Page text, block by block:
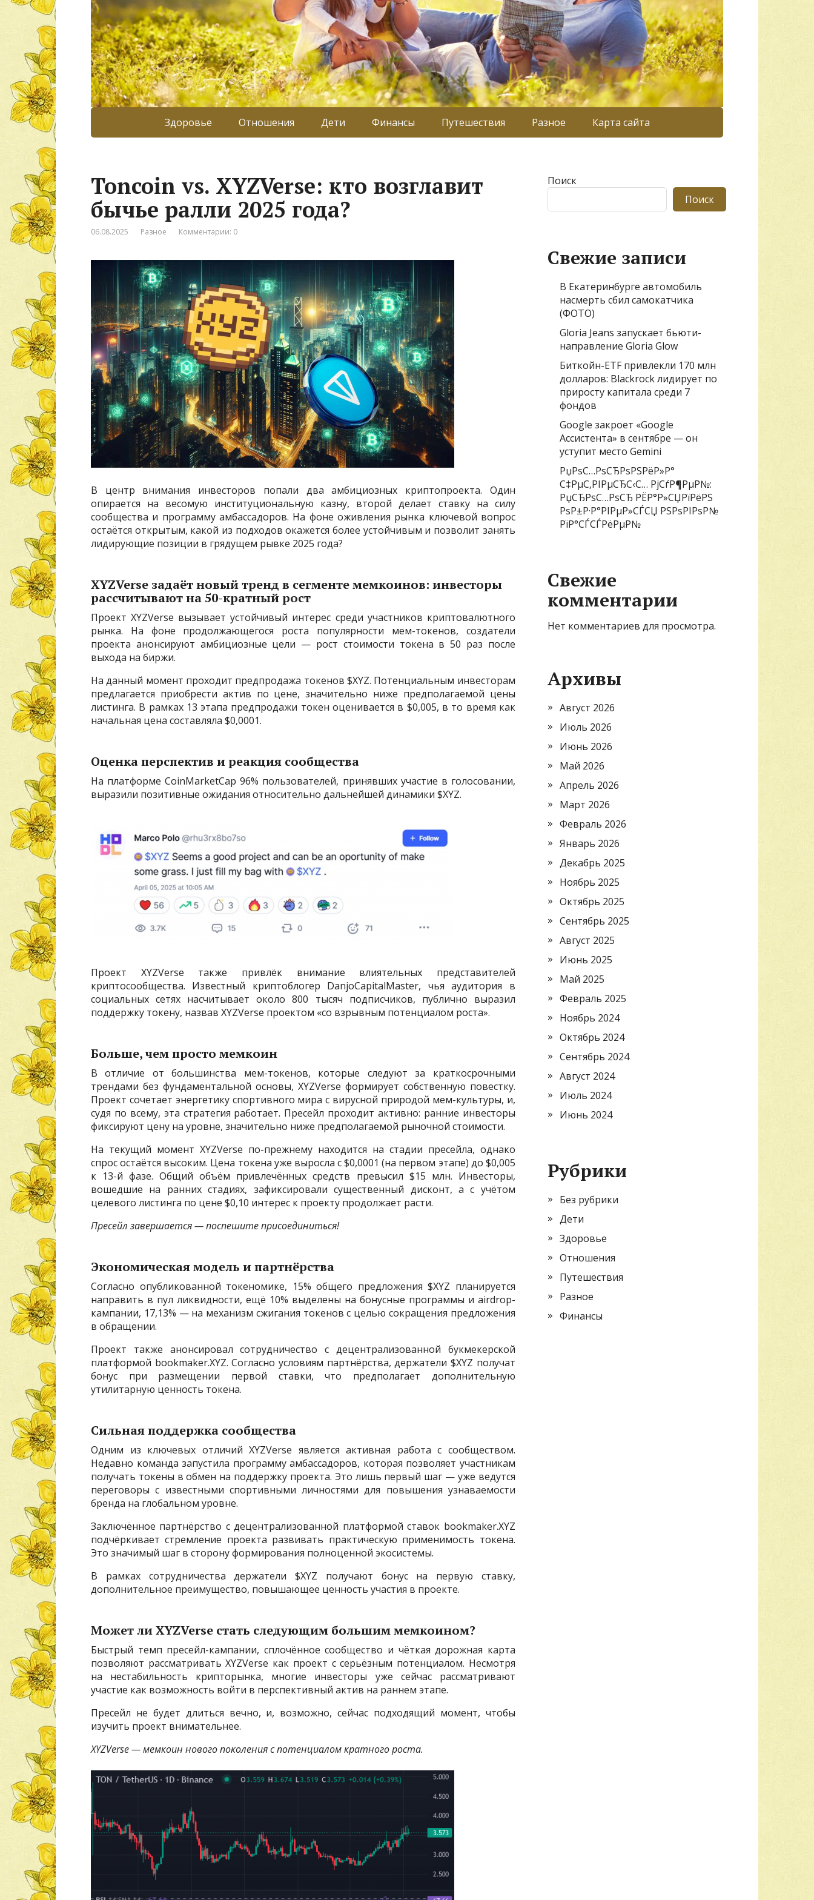
Здоровье Отношения Дети Финансы Путешествия Разное Карта сайта
Toncoin vs. XYZVerse: кто возглавит
бычье ралли 2025 года?
06.08.2025 Разное Комментарии: 0
В центр внимания инвесторов попали два амбициозных криптопроекта. Один
опирается на весомую институциональную казну, второй делает ставку на силу
сообщества и программу амбассадоров. На фоне оживления рынка ключевой вопрос
остаётся открытым, какой из подходов окажется более устойчивым и позволит занять
лидирующие позиции в грядущем рывке 2025 года?
XYZVerse задаёт новый тренд в сегменте мемкоинов: инвесторы
рассчитывают на 50-кратный рост
Проект XYZVerse вызывает устойчивый интерес среди участников криптовалютного
рынка. На фоне продолжающегося роста популярности мем-токенов, создатели
проекта анонсируют амбициозные цели — рост стоимости токена в 50 раз после
выхода на биржи.
На данный момент проходит предпродажа токенов $XYZ. Потенциальным инвесторам
предлагается приобрести актив по цене, значительно ниже предполагаемой цены
листинга. В рамках 13 этапа предпродажи токен оценивается в $0,005, в то время как
начальная цена составляла $0,0001.
Оценка перспектив и реакция сообщества
На платформе CoinMarketCap 96% пользователей, принявших участие в голосовании,
выразили позитивные ожидания относительно дальнейшей динамики $XYZ.
Проект XYZVerse также привлёк внимание влиятельных представителей
криптосообщества. Известный криптоблогер DanjoCapitalMaster, чья аудитория в
социальных сетях насчитывает около 800 тысяч подписчиков, публично выразил
поддержку токену, назвав XYZVerse проектом «со взрывным потенциалом роста».
Больше, чем просто мемкоин
В отличие от большинства мем-токенов, которые следуют за краткосрочными
трендами без фундаментальной основы, XYZVerse формирует собственную повестку.
Проект сочетает энергетику спортивного мира с вирусной природой мем-культуры, и,
судя по всему, эта стратегия работает. Пресейл проходит активно: ранние инвесторы
фиксируют цену на уровне, значительно ниже предполагаемой рыночной стоимости.
На текущий момент XYZVerse по-прежнему находится на стадии пресейла, однако
спрос остаётся высоким. Цена токена уже выросла с $0,0001 (на первом этапе) до $0,005
к 13-й фазе. Общий объём привлечённых средств превысил $15 млн. Инвесторы,
вошедшие на ранних стадиях, зафиксировали существенный дисконт, а с учётом
целевого листинга по цене $0,10 интерес к проекту продолжает расти.
Пресейл завершается — поспешите присоединиться!
Экономическая модель и партнёрства
Согласно опубликованной токеномике, 15% общего предложения $XYZ планируется
направить в пул ликвидности, ещё 10% выделены на бонусные программы и airdrop-
кампании, 17,13% — на механизм сжигания токенов с целью сокращения предложения
в обращении.
Проект также анонсировал сотрудничество с децентрализованной букмекерской
платформой bookmaker.XYZ. Согласно условиям партнёрства, держатели $XYZ получат
бонус при размещении первой ставки, что предполагает дополнительную
утилитарную ценность токена.
Сильная поддержка сообщества
Одним из ключевых отличий XYZVerse является активная работа с сообществом.
Недавно команда запустила программу амбассадоров, которая позволяет участникам
получать токены в обмен на поддержку проекта. Это лишь первый шаг — уже ведутся
переговоры с известными спортивными личностями для повышения узнаваемости
бренда на глобальном уровне.
Заключённое партнёрство с децентрализованной платформой ставок bookmaker.XYZ
подчёркивает стремление проекта развивать практическую применимость токена.
Это значимый шаг в сторону формирования полноценной экосистемы.
В рамках сотрудничества держатели $XYZ получают бонус на первую ставку,
дополнительное преимущество, повышающее ценность участия в проекте.
Может ли XYZVerse стать следующим большим мемкоином?
Быстрый темп пресейл-кампании, сплочённое сообщество и чёткая дорожная карта
позволяют рассматривать XYZVerse как проект с серьёзным потенциалом. Несмотря
на нестабильность крипторынка, многие инвесторы уже сейчас рассматривают
участие как возможность войти в перспективный актив на раннем этапе.
Пресейл не будет длиться вечно, и, возможно, сейчас подходящий момент, чтобы
изучить проект внимательнее.
XYZVerse — мемкоин нового поколения с потенциалом кратного роста.
Поиск
Поиск
Свежие записи
В Екатеринбурге автомобиль
насмерть сбил самокатчика
(ФОТО)
Gloria Jeans запускает бьюти-
направление Gloria Glow
Биткойн-ETF привлекли 170 млн
долларов: Blackrock лидирует по
приросту капитала среди 7
фондов
Google закроет «Google
Ассистента» в сентябре — он
уступит место Gemini
РџРѕС…РѕСЂРѕРЅРёР»Р°
С‡РµС‚РІРµСЂС‹С… РјСѓР¶РµР№:
РџСЂРѕС…РѕСЂ РЁР°Р»СЏРїРёРЅ
РѕР±Р·Р°РІРµР»СЃСЏ РЅРѕРІРѕР№
РїР°СЃСЃРёРµР№
Свежие
комментарии
Нет комментариев для просмотра.
Архивы
Август 2026
Июль 2026
Июнь 2026
Май 2026
Апрель 2026
Март 2026
Февраль 2026
Январь 2026
Декабрь 2025
Ноябрь 2025
Октябрь 2025
Сентябрь 2025
Август 2025
Июнь 2025
Май 2025
Февраль 2025
Ноябрь 2024
Октябрь 2024
Сентябрь 2024
Август 2024
Июль 2024
Июнь 2024
Рубрики
Без рубрики
Дети
Здоровье
Отношения
Путешествия
Разное
Финансы